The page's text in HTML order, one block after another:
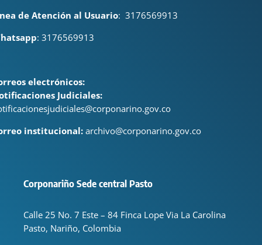
de Atención al Usuario: 3176569913
: 3176569913
electrónicos:
Judiciales:
institucional: archivo@corponarino.gov.co
Corponariño Sede central Pasto
Calle 25 No. 7 Este – 84 Finca Lope Via La Carolina
Pasto, Nariño, Colombia